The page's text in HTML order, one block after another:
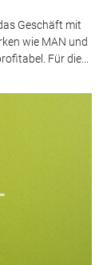
Geschäft mit
wie MAN und
Für die...